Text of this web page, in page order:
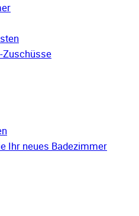
Zuschüsse
Ihr neues Badezimmer